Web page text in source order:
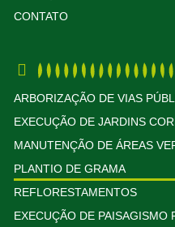
CONTATO
ARBORIZAÇÃO DE VIAS
EXECUÇÃO DE JARDINS
MANUTENÇÃO DE ÁREAS
PLANTIO DE GRAMA
REFLORESTAMENTOS
EXECUÇÃO DE PAISAGISMO